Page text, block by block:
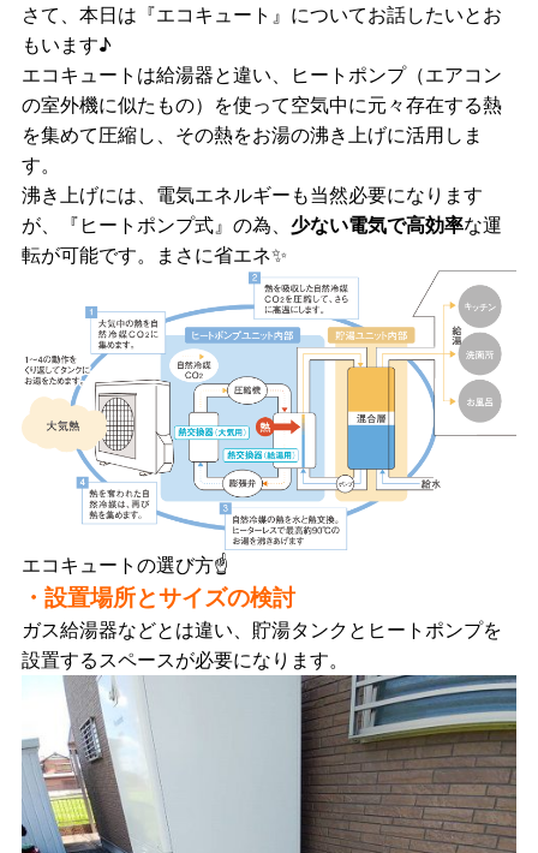
さて、本日は『エコキュート』についてお話したいとお
もいます♪
エコキュートは給湯器と違い、ヒートポンプ（エアコン
の室外機に似たもの）を使って空気中に元々存在する熱
を集めて圧縮し、その熱をお湯の沸き上げに活用しま
す。
沸き上げには、電気エネルギーも当然必要になります
が、『ヒートポンプ式』の為、 少ない電気で高効率な運
転が可能です。まさに省エネ✨
エコキュートの選び方☝
・設置場所とサイズの検討
ガス給湯器などとは違い、貯湯タンクとヒートポンプを
設置するスペースが必要になります。